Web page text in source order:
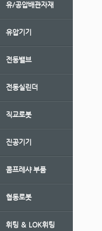
유/공압배관자재
유압기기
전동밸브
전동실린더
직교로봇
진공기기
콤프레샤 부품
협동로봇
휘팅 ＆ LOK휘팅